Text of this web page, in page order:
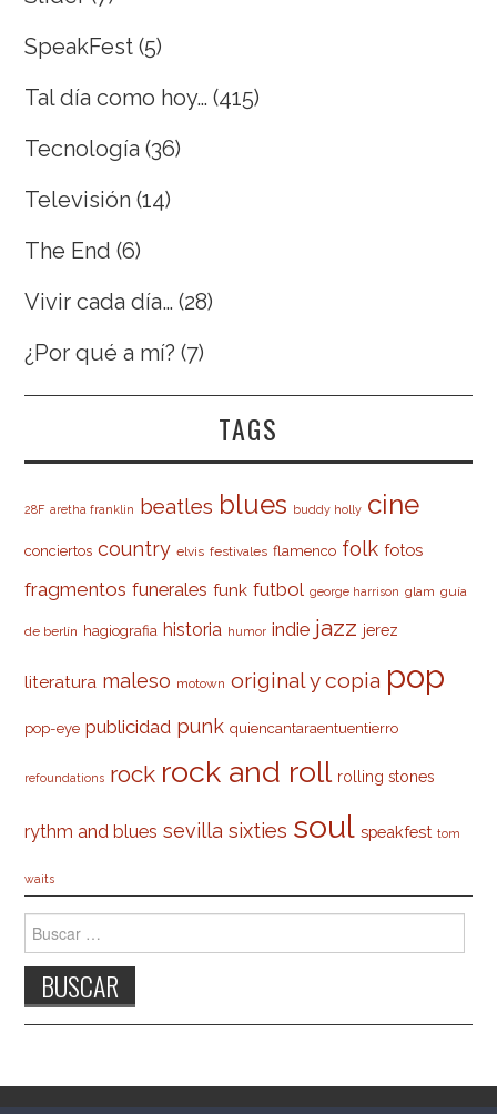
SpeakFest (5)
Tal día como hoy… (415)
Tecnología (36)
Televisión (14)
The End (6)
Vivir cada día… (28)
¿Por qué a mí? (7)
TAGS
28F aretha franklin beatles blues buddy holly cine
conciertos country elvis festivales flamenco folk fotos
fragmentos funerales funk futbol george harrison glam guía
de berlín hagiografia historia humor indie jazz jerez
literatura maleso motown original y copia pop
pop-eye publicidad punk quiencantaraentuentierro
refoundations rock rock and roll rolling stones
rythm and blues sevilla sixties soul speakfest tom
waits
Buscar: